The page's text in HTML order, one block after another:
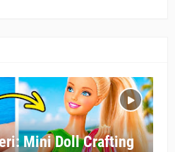
Mini Doll Crafting